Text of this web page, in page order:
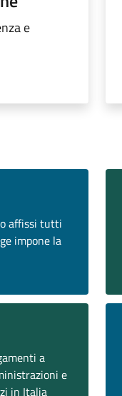
e
affissi tutti
impone la
a
e
in Italia